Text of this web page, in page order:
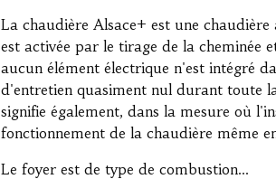
La chaudière Alsace+ est une
est activée par le tirage de la cheminée
aucun élément électrique n'est intégré
d'entretien quasiment nul durant toute
signifie également, dans la mesure où
fonctionnement de la chaudière même
Le foyer est de type de combustion...